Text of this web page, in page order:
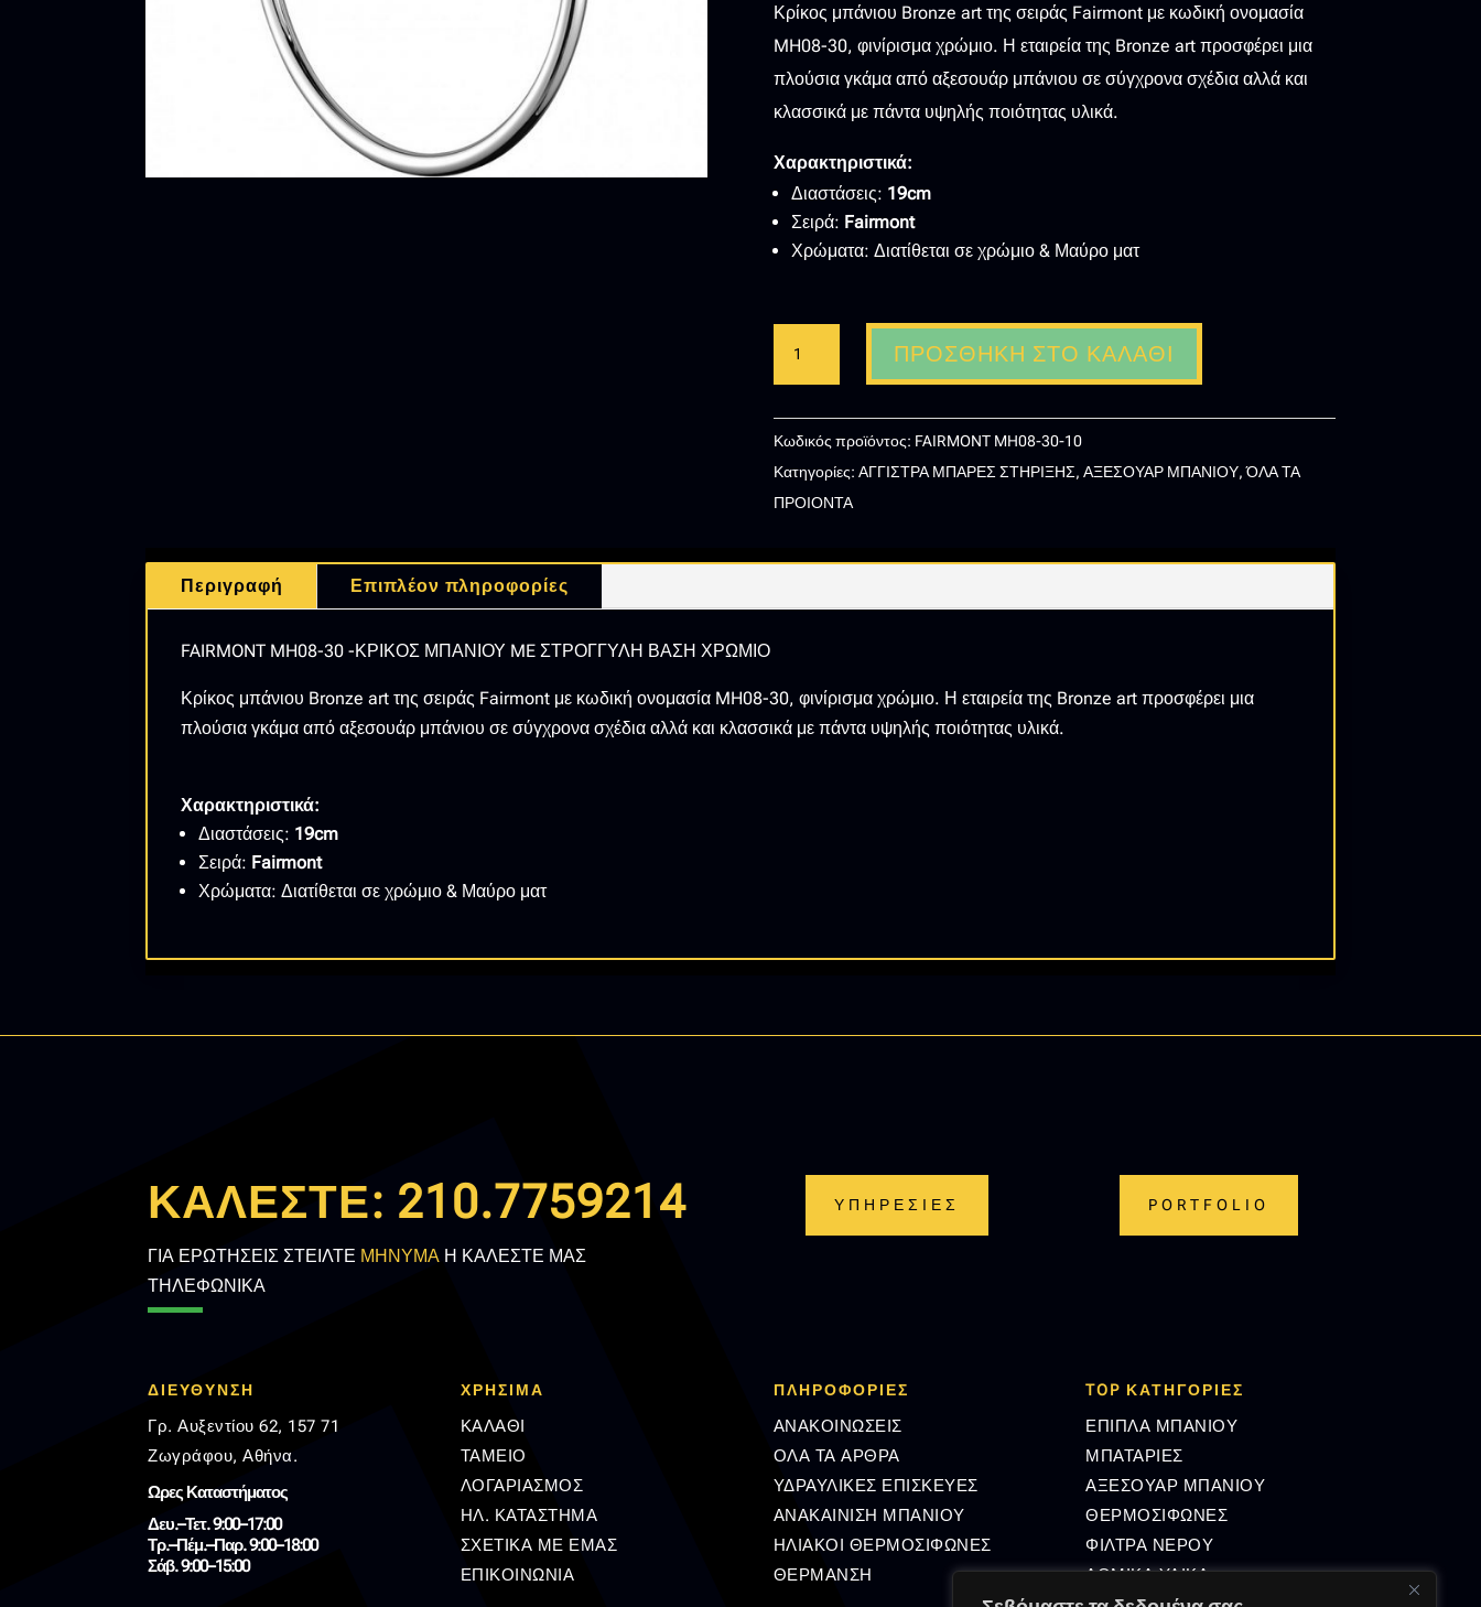
Κρίκος μπάνιου Bronze art της σειράς Fairmont με κωδική ονομασία
MH08-30, φινίρισμα χρώμιο. Η εταιρεία της Bronze art προσφέρει μια
πλούσια γκάμα από αξεσουάρ μπάνιου σε σύγχρονα σχέδια αλλά και
κλασσικά με πάντα υψηλής ποιότητας υλικά.
Χαρακτηριστικά:
Διαστάσεις: 19cm
Σειρά: Fairmont
Χρώματα: Διατίθεται σε χρώμιο & Μαύρο ματ
ΚΡΙΚΟΣ
ΒΑΣΗ
ΠΡΟΣΘΉΚΗ ΣΤΟ ΚΑΛΆΘΙ
Κωδικός προϊόντος: FAIRMONT MH08-30-10
Κατηγορίες: ΑΓΓΙΣΤΡΑ ΜΠΑΡΕΣ ΣΤΗΡΙΞΗΣ, ΑΞΕΣΟΥΑΡ ΜΠΑΝΙΟΥ,ΌΛΑ ΤΑ
ΠΡΟΙΟΝΤΑ
Περιγραφή Επιπλέον πληροφορίες
FAIRMONT MH08-30 -ΚΡΙΚΟΣ ΜΠΑΝΙΟΥ ME ΣΤΡΟΓΓΥΛΗ ΒΑΣΗ ΧΡΩΜΙΟ
Κρίκος μπάνιου Bronze art της σειράς Fairmont με κωδική ονομασία MH08-30, φινίρισμα χρώμιο. Η εταιρεία της Bronze art προσφέρει μια
πλούσια γκάμα από αξεσουάρ μπάνιου σε σύγχρονα σχέδια αλλά και κλασσικά με πάντα υψηλής ποιότητας υλικά.
Χαρακτηριστικά:
Διαστάσεις: 19cm
Σειρά: Fairmont
Χρώματα: Διατίθεται σε χρώμιο & Μαύρο ματ
ΚΑΛΕΣΤΕ: 210.7759214
ΓΙΑ ΕΡΩΤΗΣΕΙΣ ΣΤΕΙΛΤΕ ΜΗΝΥΜΑ Η ΚΑΛΕΣΤΕ ΜΑΣ
ΤΗΛΕΦΩΝΙΚΑ
ΥΠΗΡΕΣΙΕΣ PORTFOLIO
ΔΙΕΥΘΥΝΣΗ
Γρ. Αυξεντίου 62, 157 71
Ζωγράφου, Αθήνα.
Ωρες Καταστήματος
Δευ.–Τετ. 9:00–17:00
Τρ.–Πέμ.–Παρ. 9:00–18:00
Σάβ. 9:00–15:00
ΧΡΗΣΙΜΑ
ΚΑΛΑΘΙ
ΤΑΜΕΙΟ
ΛΟΓΑΡΙΑΣΜΟΣ
ΗΛ. ΚΑΤΑΣΤΗΜΑ
ΣΧΕΤΙΚΑ ΜΕ ΕΜΑΣ
ΕΠΙΚΟΙΝΩΝΙΑ
ΠΛΗΡΟΦΟΡΊΕΣ
ΑΝΑΚΟΙΝΩΣΕΙΣ
ΟΛΑ ΤΑ ΑΡΘΡΑ
ΥΔΡΑΥΛΙΚΕΣ ΕΠΙΣΚΕΥΕΣ
ΑΝΑΚΑΙΝΙΣΗ ΜΠΑΝΙΟΥ
ΗΛΙΑΚΟΙ ΘΕΡΜΟΣΙΦΩΝΕΣ
ΘΕΡΜΑΝΣΗ
TOP ΚΑΤΗΓΟΡΙΕΣ
ΕΠΙΠΛΑ ΜΠΑΝΙΟΥ
ΜΠΑΤΑΡΙΕΣ
ΑΞΕΣΟΥΑΡ ΜΠΑΝΙΟΥ
ΘΕΡΜΟΣΙΦΩΝΕΣ
ΦΙΛΤΡΑ ΝΕΡΟΥ
ΔΟΜΙΚΑ ΥΛΙΚΑ